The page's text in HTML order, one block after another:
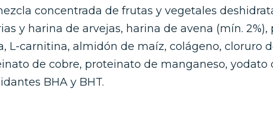
concentrada de frutas y vegetales
y harina de arvejas, harina de avena (mín.
L-carnitina, almidón de maíz, colágeno,
de cobre, proteinato de manganeso,
BHA y BHT.